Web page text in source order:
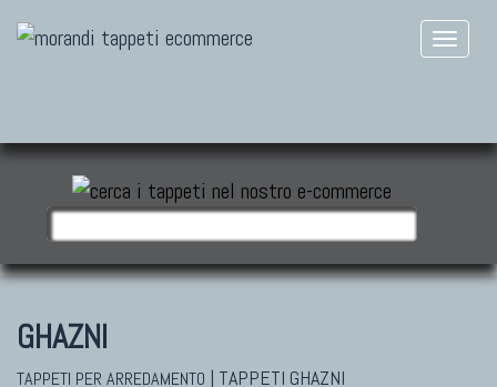
GHAZNI
TAPPETI PER ARREDAMENTO | TAPPETI GHAZNI